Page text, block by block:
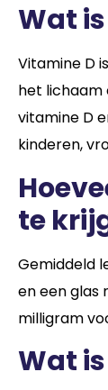
Wat
Vitamine D
het lichaam
vitamine D
kinderen,
te
Gemiddeld
en een glas
milligram
Wat